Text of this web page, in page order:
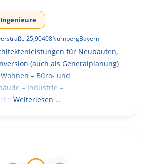
25,90408NürnbergBayern
für Neubauten,
(auch als Generalplanung)
– Büro- und
– Industrie –
Weiterlesen …